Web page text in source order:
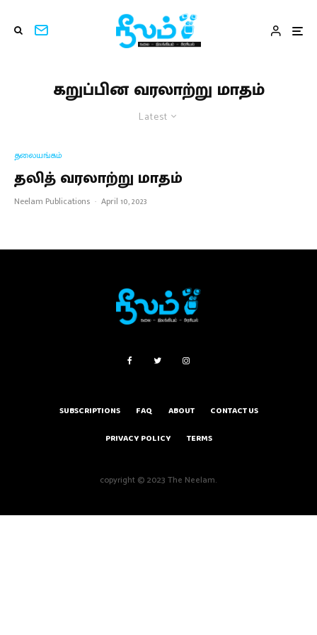
கறுப்பின வரலாற்று மாதம்
Latest
தலையங்கம்
தலித் வரலாற்று மாதம்
Neelam Publications · April 10, 2023
SUBSCRIPTIONS FAQ ABOUT CONTACT US
PRIVACY POLICY TERMS
copyright © 2023 The Neelam.